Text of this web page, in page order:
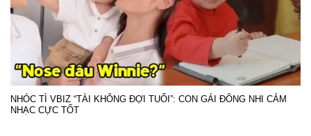
NHÓC TÌ VBIZ “TÀI KHÔNG ĐỢI TUỔI”: CON GÁI ĐÔNG NHI CẢM
NHẠC CỰC TỐT